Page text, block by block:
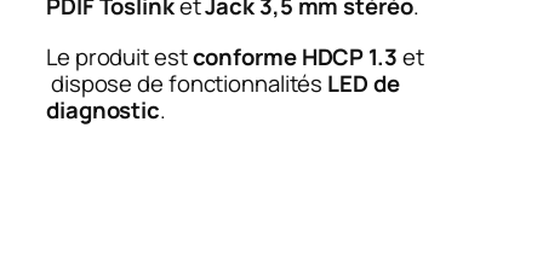
Le produit estconforme HDCP 1.3et
dispose de fonctionnalités LED de
diagnostic.